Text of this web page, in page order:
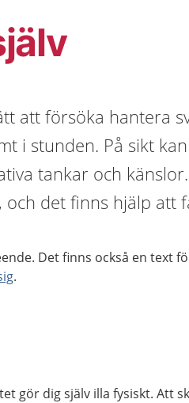
att försöka hantera
i stunden. På sikt
tankar och
det finns hjälp att
Det finns också en text
.
gör dig själv illa fysiskt. Att